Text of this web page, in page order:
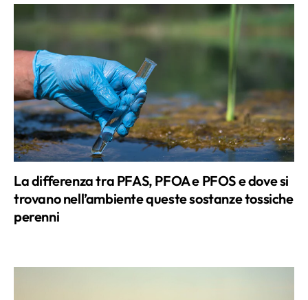
La differenza tra PFAS, PFOA e PFOS e dove si
trovano nell’ambiente queste sostanze tossiche
perenni